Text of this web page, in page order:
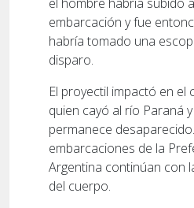
embarcación y fue
habría tomado una
disparo.
El proyectil impactó en el
quien cayó al río Paraná
permanece
embarcaciones de la
Argentina continúan con
del cuerpo.